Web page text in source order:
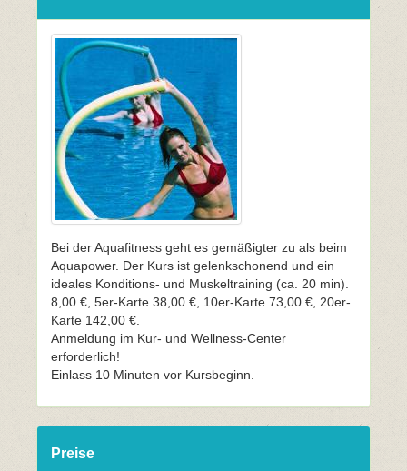
Bei der Aquafitness geht es gemäßigter zu als beim
Aquapower. Der Kurs ist gelenkschonend und ein
ideales Konditions- und Muskeltraining (ca. 20 min).
8,00 €, 5er-Karte 38,00 €, 10er-Karte 73,00 €, 20er-
Karte 142,00 €.
Anmeldung im Kur- und Wellness-Center
erforderlich!
Einlass 10 Minuten vor Kursbeginn.
Preise